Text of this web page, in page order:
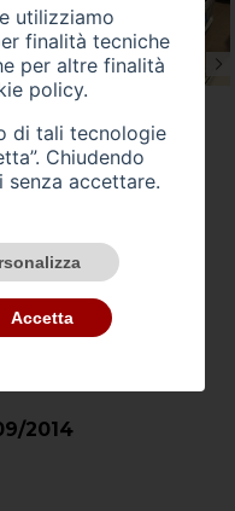
2014
utilizziamo
finalità tecniche
per altre finalità
policy.
di tali tecnologie
Chiudendo
accettare.
Accetta